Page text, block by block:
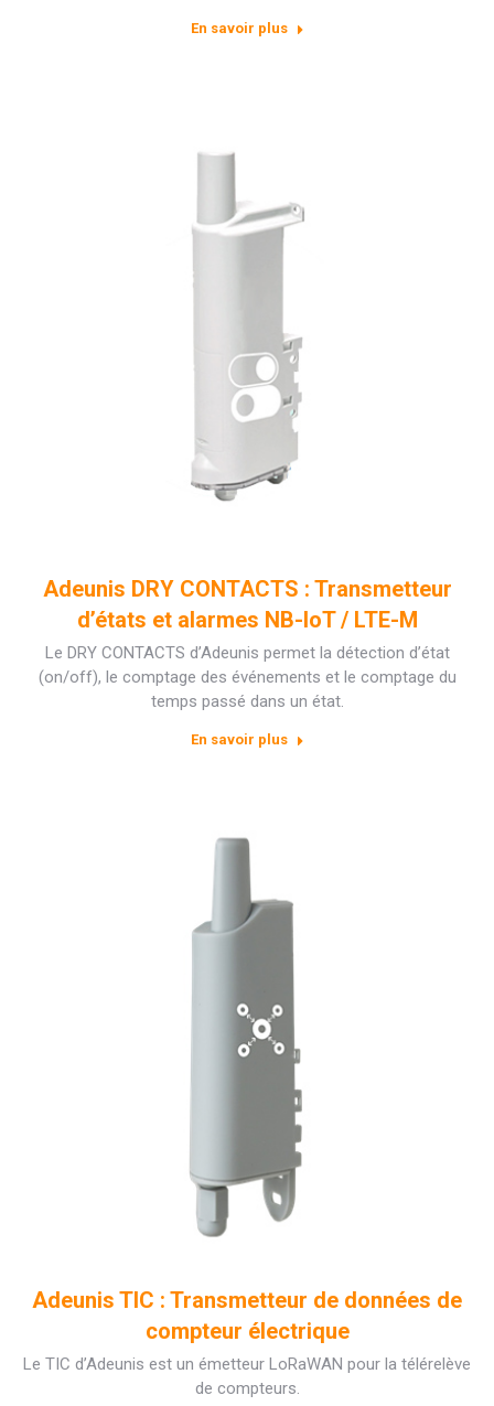
En savoir plus
Adeunis DRY CONTACTS : Transmetteur
d’états et alarmes NB-IoT / LTE-M
Le DRY CONTACTS d’Adeunis permet la détection d’état
(on/off), le comptage des événements et le comptage du
temps passé dans un état.
En savoir plus
Adeunis TIC : Transmetteur de données de
compteur électrique
Le TIC d’Adeunis est un émetteur LoRaWAN pour la télérelève
de compteurs.